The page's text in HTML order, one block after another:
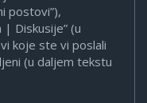
postovi”),
| Diskusije” (u
koje ste vi poslali
(u daljem tekstu